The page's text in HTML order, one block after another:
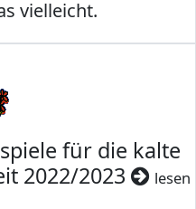
vielleicht.
für die kalte
2022/2023
lesen